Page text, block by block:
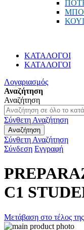
ΚΑΤΑΛΟΓΟΙ
ΚΑΤΑΛΟΓΟΙ
Λογαριασμός
Αναζήτηση
Αναζήτηση
Σύνθετη Αναζήτηση
Αναζήτηση
Σύνθετη Αναζήτηση
Σύνδεση Εγγραφή
C1
Μετάβαση στο τέλος